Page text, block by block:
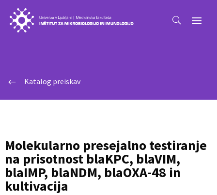
# Katalog preiskav
Molekularno presejalno testiranje
na prisotnost blaKPC, blaVIM,
blaIMP, blaNDM, blaOXA-48 in
kultivacija